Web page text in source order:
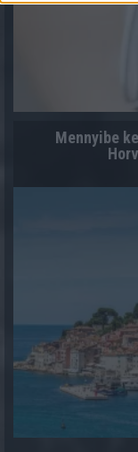
Mennyibe